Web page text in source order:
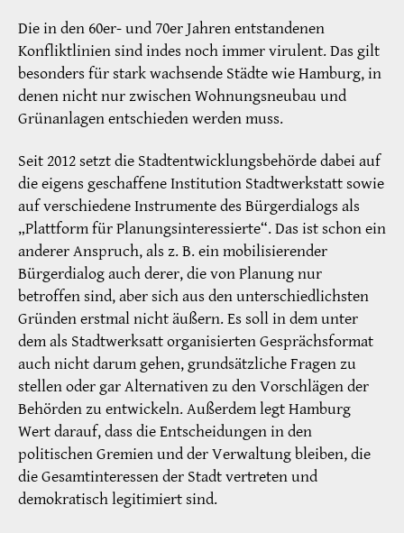
Die in den 60er- und 70er Jahren entstandenen
Konfliktlinien sind indes noch immer virulent. Das gilt
besonders für stark wachsende Städte wie Hamburg, in
denen nicht nur zwischen Wohnungsneubau und
Grünanlagen entschieden werden muss.
Seit 2012 setzt die Stadtentwicklungsbehörde dabei auf
die eigens geschaffene Institution Stadtwerkstatt sowie
auf verschiedene Instrumente des Bürgerdialogs als
„Plattform für Planungsinteressierte“. Das ist schon ein
anderer Anspruch, als z. B. ein mobilisierender
Bürgerdialog auch derer, die von Planung nur
betroffen sind, aber sich aus den unterschiedlichsten
Gründen erstmal nicht äußern. Es soll in dem unter
dem als Stadtwerksatt organisierten Gesprächsformat
auch nicht darum gehen, grundsätzliche Fragen zu
stellen oder gar Alternativen zu den Vorschlägen der
Behörden zu entwickeln. Außerdem legt Hamburg
Wert darauf, dass die Entscheidungen in den
politischen Gremien und der Verwaltung bleiben, die
die Gesamtinteressen der Stadt vertreten und
demokratisch legitimiert sind.